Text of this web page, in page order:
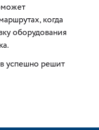
когда
оборудования
успешно решит